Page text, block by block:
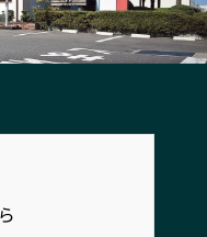
リア
リア
エリア